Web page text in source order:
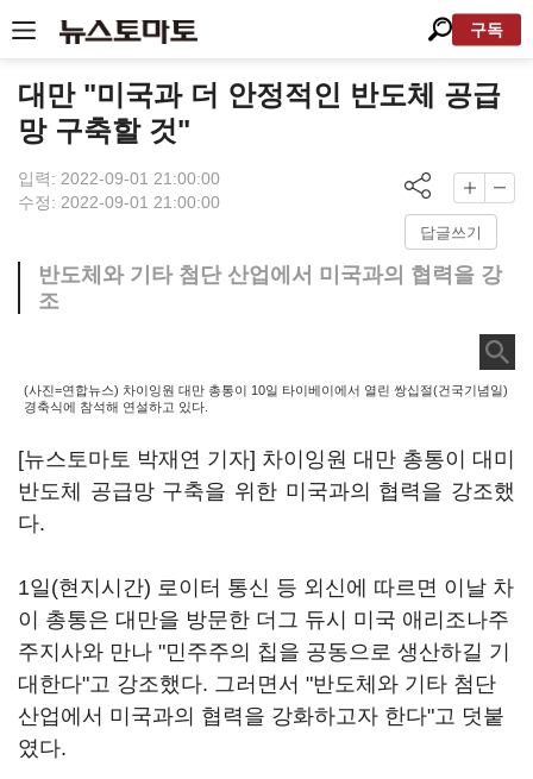
구독
대만 "미국과 더 안정적인 반도체 공급
망 구축할 것"
입력: 2022-09-01 21:00:00
수정: 2022-09-01 21:00:00
답글쓰기
반도체와 기타 첨단 산업에서 미국과의 협력을 강
조
(사진=연합뉴스) 차이잉원 대만 총통이 10일 타이베이에서 열린 쌍십절(건국기념일)
경축식에 참석해 연설하고 있다.
[뉴스토마토 박재연 기자] 차이잉원 대만 총통이 대미
반도체 공급망 구축을 위한 미국과의 협력을 강조했
다.
1일(현지시간) 로이터 통신 등 외신에 따르면 이날 차
이 총통은 대만을 방문한 더그 듀시 미국 애리조나주
주지사와 만나 "민주주의 칩을 공동으로 생산하길 기
대한다"고 강조했다. 그러면서 "반도체와 기타 첨단
산업에서 미국과의 협력을 강화하고자 한다"고 덧붙
였다.